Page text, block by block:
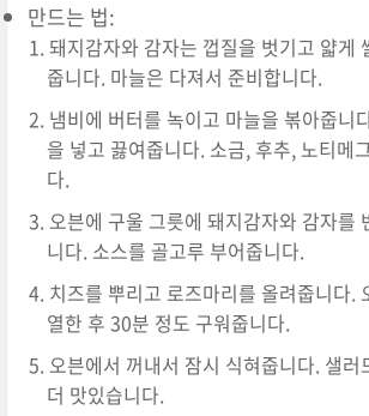
만드는 법:
돼지감자와 감자는 껍질을 벗기고 얇게
줍니다. 마늘은 다져서 준비합니다.
냄비에 버터를 녹이고 마늘을 볶아줍니
을 넣고 끓여줍니다. 소금, 후추, 노티메
다.
오븐에 구울 그릇에 돼지감자와 감자를
니다. 소스를 골고루 부어줍니다.
치즈를 뿌리고 로즈마리를 올려줍니다.
열한 후 30분 정도 구워줍니다.
오븐에서 꺼내서 잠시 식혀줍니다. 샐러
더 맛있습니다.